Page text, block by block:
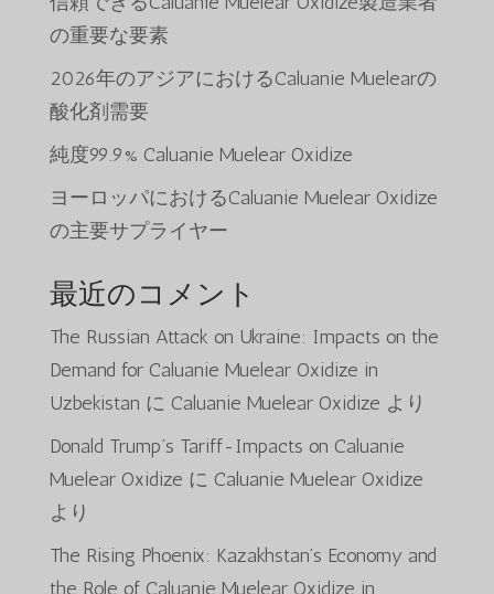
の重要な要素
2026年のアジアにおけるCaluanie Muelearの
酸化剤需要
純度99.9% Caluanie Muelear Oxidize
ヨーロッパにおけるCaluanie Muelear Oxidize
の主要サプライヤー
最近のコメント
The Russian Attack on Ukraine: Impacts on the
Demand for Caluanie Muelear Oxidize in
Uzbekistan に Caluanie Muelear Oxidize より
Donald Trump’s Tariff-Impacts on Caluanie
Muelear Oxidize に Caluanie Muelear Oxidize
より
The Rising Phoenix: Kazakhstan’s Economy and
the Role of Caluanie Muelear Oxidize in